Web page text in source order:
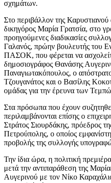
σχημάτων.
Στο περιβάλλον της
δικηγόρος Μαρία Γρατσία, στο
προηγούμενες διαδικασίες
Γαλανός, πρώην βουλευτής του
ΠΑΣΟΚ, που φέρεται να
δημοσιογράφος Θανάσης
Παναγιωτακόπουλος, ο
Τζουγανάτος και ο Βασίλης
ομάδας για την έρευνα των
Στα πρόσωπα που έχουν
περιλαμβάνονται επίσης ο
Στράτος Σιουρδάκης, πρόεδρος
Πετρούπολης, ο οποίος
προβολής της συλλογής
Την ίδια ώρα, η πολιτική
μετά την αντιπαράθεση της
Αυγερινού με τον Νίκο